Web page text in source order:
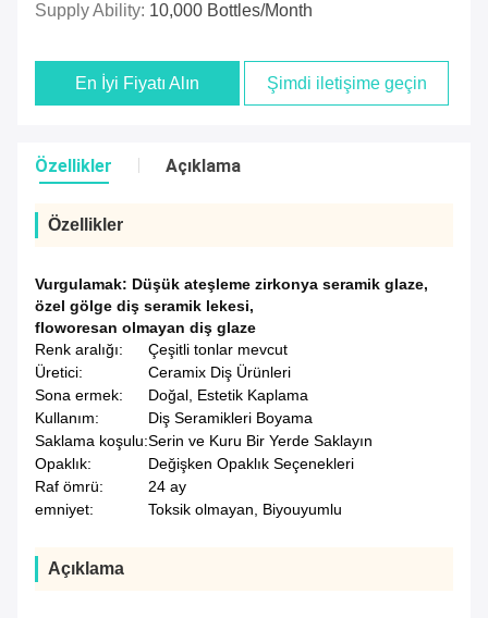
Supply Ability: 10,000 Bottles/month
En İyi Fiyatı Alın Şimdi iletişime geçin
Özellikler Açıklama
Özellikler
Vurgulamak: Düşük ateşleme zirkonya seramik glaze,
özel gölge diş seramik lekesi,
floworesan olmayan diş glaze
Renk aralığı:
Çeşitli tonlar mevcut
Üretici:
Ceramix Diş Ürünleri
Sona ermek:
Doğal, Estetik Kaplama
Kullanım:
Diş Seramikleri Boyama
Saklama koşulu:Serin ve Kuru Bir Yerde Saklayın
Opaklık:
Değişken Opaklık Seçenekleri
Raf ömrü:
24 ay
emniyet:
Toksik olmayan, Biyouyumlu
Açıklama